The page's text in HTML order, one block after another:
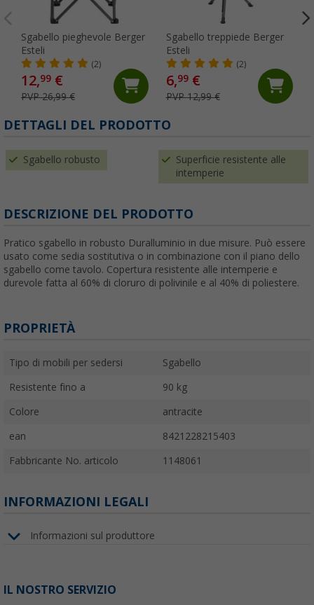
Sgabello pieghevole Berger
Esteli
(2)
12,99 €
PVP 26,99 €
Sgabello treppiede Berger
Esteli
(2)
6,99€
PVP 12,99 €
DETTAGLI DEL PRODOTTO
Sgabello robusto
Superficie resistente alle
intemperie
DESCRIZIONE DEL PRODOTTO
Pratico sgabello in robusto Duralluminio in due misure. Può essere
usato come sedia sostitutiva o in combinazione con il piano dello
sgabello come tavolo. Copertura resistente alle intemperie e
durevole fatta al 60% di cloruro di polivinile e al 40% di poliestere.
PROPRIETÀ
Tipo di mobili per sedersi Sgabello
Resistente fino a 90 kg
Colore antracite
ean 8421228215403
Fabbricante No. articolo 1148061
INFORMAZIONI LEGALI
Informazioni sul produttore
IL NOSTRO SERVIZIO